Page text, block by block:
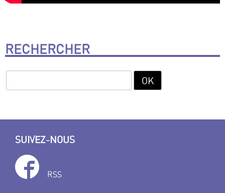
RECHERCHER
SUIVEZ-NOUS
RSS